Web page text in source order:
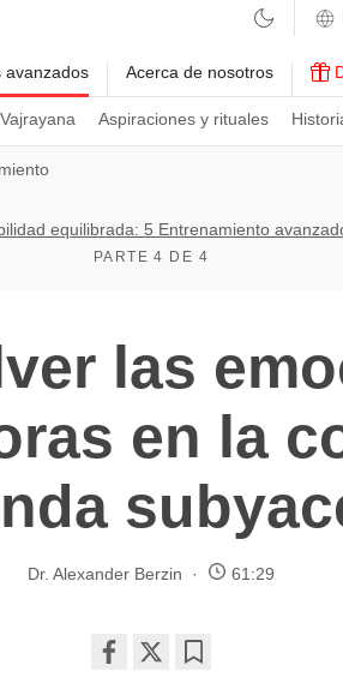
avanzados
Vajrayana Aspiraciones y rituales
Acerca de nosotros
equilibrada: 5 Entrenamiento
PARTE 4 DE 4
las
en la
Dr. Alexander Berzin 61:29